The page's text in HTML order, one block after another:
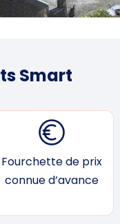
Smart
Fourchette de prix
connue d’avance